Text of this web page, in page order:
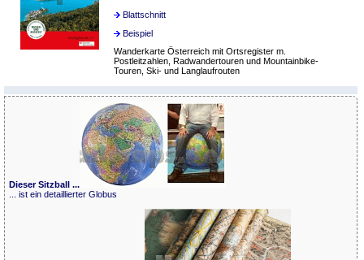
Blattschnitt
Beispiel
Wanderkarte Österreich mit Ortsregister m.
Postleitzahlen, Radwandertouren und Mountainbike-
Touren, Ski- und Langlaufrouten
Dieser Sitzball ...
... ist ein detaillierter Globus